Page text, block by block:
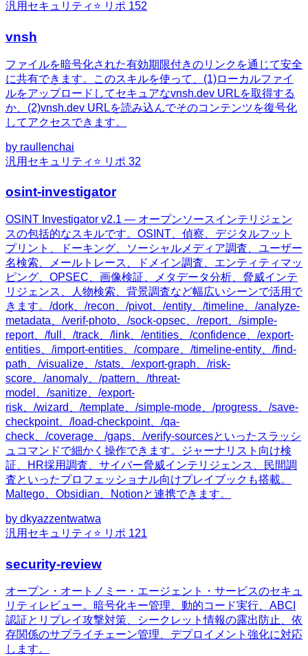
汎用 セキュリティ ⭐ リポ 152
vnsh
ファイルを暗号化された有効期限付きのリンクを通じて安全
に共有できます。このスキルを使って、(1)ローカルファイ
ルをアップロードしてセキュアなvnsh.dev URLを取得する
か、(2)vnsh.dev URLを読み込んでそのコンテンツを復号化
してアクセスできます。
by raullenchai
汎用 セキュリティ ⭐ リポ 32
osint-investigator
OSINT Investigator v2.1 — オープンソースインテリジェン
スの包括的なスキルです。OSINT、偵察、デジタルフット
プリント、ドーキング、ソーシャルメディア調査、ユーザー
名検索、メールトレース、ドメイン調査、エンティティマッ
ピング、OPSEC、画像検証、メタデータ分析、脅威インテ
リジェンス、人物検索、背景調査など幅広いシーンで活用で
きます。/dork、/recon、/pivot、/entity、/timeline、/analyze-
metadata、/verif-photo、/sock-opsec、/report、/simple-
report、/full、/track、/link、/entities、/confidence、/export-
entities、/import-entities、/compare、/timeline-entity、/find-
path、/visualize、/stats、/export-graph、/risk-
score、/anomaly、/pattern、/threat-
model、/sanitize、/export-
risk、/wizard、/template、/simple-mode、/progress、/save-
checkpoint、/load-checkpoint、/qa-
check、/coverage、/gaps、/verify-sourcesといったスラッシ
ュコマンドで細かく操作できます。ジャーナリスト向け検
証、HR採用調査、サイバー脅威インテリジェンス、民間調
査といったプロフェッショナル向けプレイブックも搭載。
Maltego、Obsidian、Notionと連携できます。
by dkyazzentwatwa
汎用 セキュリティ ⭐ リポ 121
security-review
オープン・オートノミー・エージェント・サービスのセキュ
リティレビュー。暗号化キー管理、動的コード実行、ABCI
認証とリプレイ攻撃対策、シークレット情報の露出防止、依
存関係のサプライチェーン管理、デプロイメント強化に対応
します。